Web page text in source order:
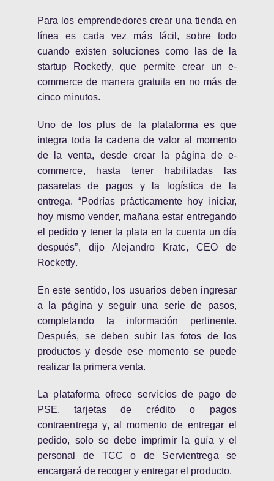
Para los emprendedores crear una tienda en
línea es cada vez más fácil, sobre todo
cuando existen soluciones como las de la
startup Rocketfy, que permite crear un e-
commerce de manera gratuita en no más de
cinco minutos.
Uno de los plus de la plataforma es que
integra toda la cadena de valor al momento
de la venta, desde crear la página de e-
commerce, hasta tener habilitadas las
pasarelas de pagos y la logística de la
entrega. “Podrías prácticamente hoy iniciar,
hoy mismo vender, mañana estar entregando
el pedido y tener la plata en la cuenta un día
después”, dijo Alejandro Kratc, CEO de
Rocketfy.
En este sentido, los usuarios deben ingresar
a la página y seguir una serie de pasos,
completando la información pertinente.
Después, se deben subir las fotos de los
productos y desde ese momento se puede
realizar la primera venta.
La plataforma ofrece servicios de pago de
PSE, tarjetas de crédito o pagos
contraentrega y, al momento de entregar el
pedido, solo se debe imprimir la guía y el
personal de TCC o de Servientrega se
encargará de recoger y entregar el producto.